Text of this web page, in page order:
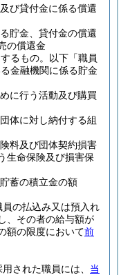
び貸付金に係る償還
貯金、貸付金の償還
の償還金
るもの。以下「職員
金融機関に係る貯金
に行う活動及び購買
体に対し納付する組
料及び団体契約損害
生命保険及び損害保
蓄の積立金の額
の払込み又は預入れ
、その者の給与額が
額の限度において前
された職員には、 当